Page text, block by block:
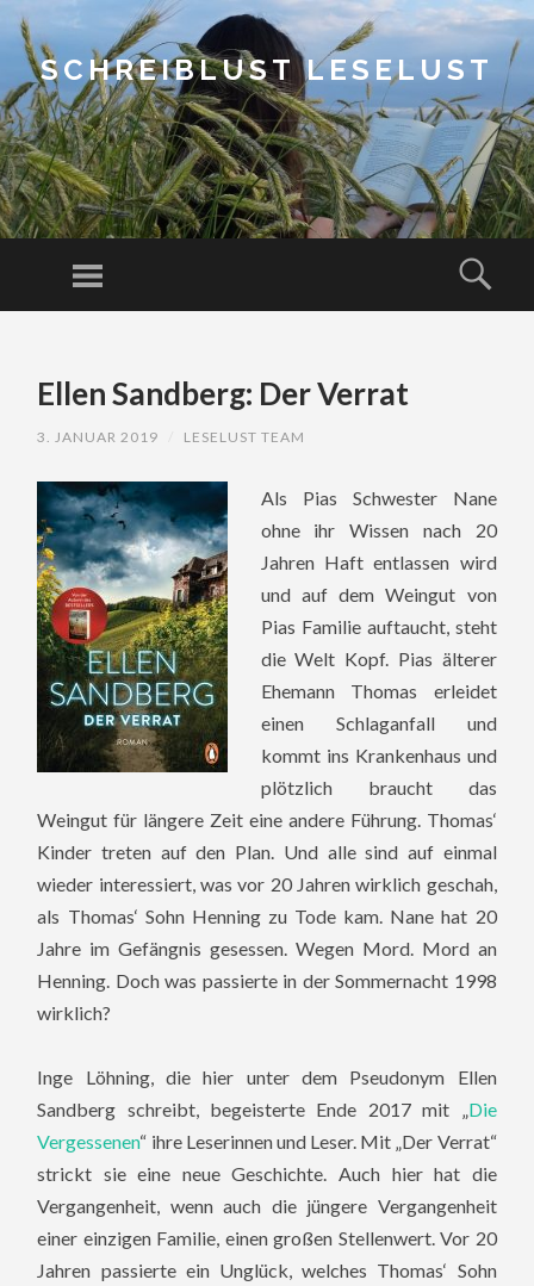
SCHREIBLUST LESELUST
Menu
CONTENTEllen Sandberg: Der Verrat
3. JANUAR 2019 LESELUST TEAM
Als Pias Schwester Nane
ohne ihr Wissen nach 20
Jahren Haft entlassen wird
und auf dem Weingut von
Pias Familie auftaucht, steht
die Welt Kopf. Pias älterer
Ehemann Thomas erleidet
einen Schlaganfall und
kommt ins Krankenhaus und
plötzlich braucht das
Weingut für längere Zeit eine andere Führung. Thomas‘
Kinder treten auf den Plan. Und alle sind auf einmal
wieder interessiert, was vor 20 Jahren wirklich geschah,
als Thomas‘ Sohn Henning zu Tode kam. Nane hat 20
Jahre im Gefängnis gesessen. Wegen Mord. Mord an
Henning. Doch was passierte in der Sommernacht 1998
wirklich?
Inge Löhning, die hier unter dem Pseudonym Ellen
Sandberg schreibt, begeisterte Ende 2017 mit „Die
Vergessenen“ ihre Leserinnen und Leser. Mit „Der Verrat“
strickt sie eine neue Geschichte. Auch hier hat die
Vergangenheit, wenn auch die jüngere Vergangenheit
einer einzigen Familie, einen großen Stellenwert. Vor 20
Jahren passierte ein Unglück, welches Thomas‘ Sohn